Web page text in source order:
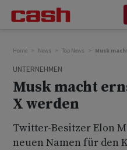
Home News Top News Musk
UNTERNEHMEN
Musk macht
X werden
Twitter-Besitzer Elon
neuen Namen für den